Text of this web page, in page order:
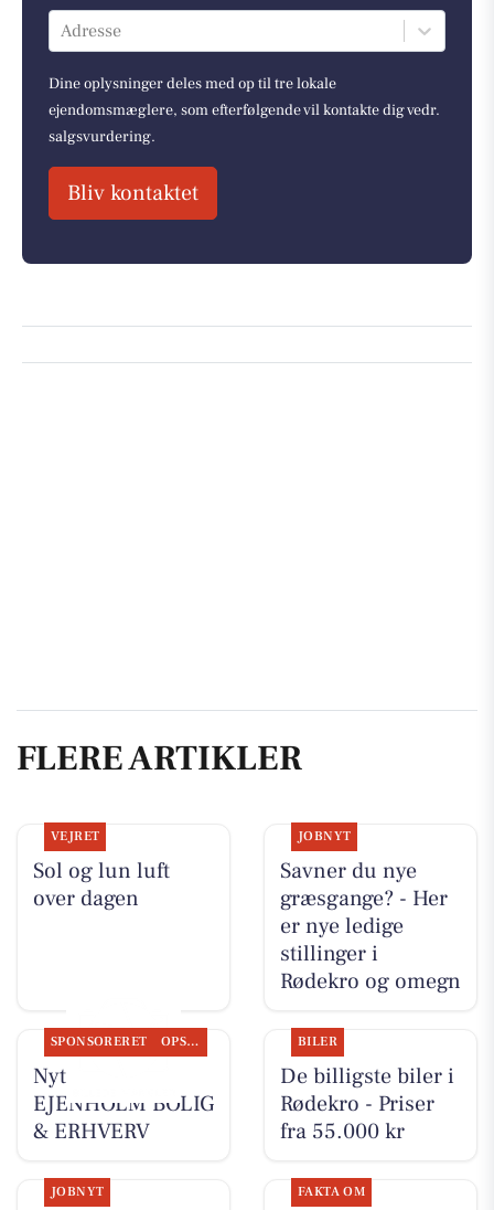
Adresse
Dine oplysninger deles med op til tre lokale
ejendomsmæglere, som efterfølgende vil kontakte dig vedr.
salgsvurdering.
Bliv kontaktet
FLERE ARTIKLER
VEJRET
Sol og lun luft
over dagen
JOBNYT
Savner du nye
græsgange? - Her
er nye ledige
stillinger i
Rødekro og omegn
SPONSORERET OPSLAGSTAVLEN
Nyt fra
EJENHOLM BOLIG
& ERHVERV
BILER
De billigste biler i
Rødekro - Priser
fra 55.000 kr
JOBNYT FAKTA OM